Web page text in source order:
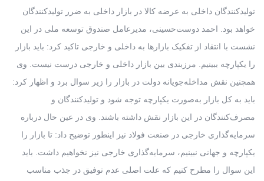
تولیدکنندگان داخلی به عرضه کالا در بازار داخلی به ضرر تولیدکنندگان
خواهد بود. احمد دوست‌حسینی، مدیرعامل صندوق توسعه ملی در این
نشست با انتقاد از تفکیک بازارها به داخلی و خارجی تاکید کرد: باید بازار
را یکپارچه ببینیم. مرزبندی بین بازار داخلی و خارجی درست نیست. وی
همچنین نقش مداخله‌جویانه دولت در بازار را زیر سوال برد و اظهار کرد:
باید به کل بازار به‌صورت یکپارچه توجه شود و تولیدکنندگان و
مصرف‌کنندگان در این بازار نقش داشته باشند. وی در عین حال درباره
سرمایه‌گذاری خارجی در صنعت فولاد نیز اینطور توضیح داد: تا بازار را
یکپارچه و جهانی نبینیم، سرمایه‌گذاری خارجی نیز نخواهیم داشت. باید
این سوال را مطرح کنیم که علت اصلی عدم توفیق در جذب مناسب